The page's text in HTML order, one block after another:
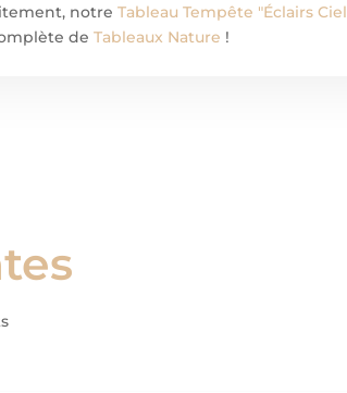
notreTableau Tempête "Éclairs Ciel
deTableaux Nature !